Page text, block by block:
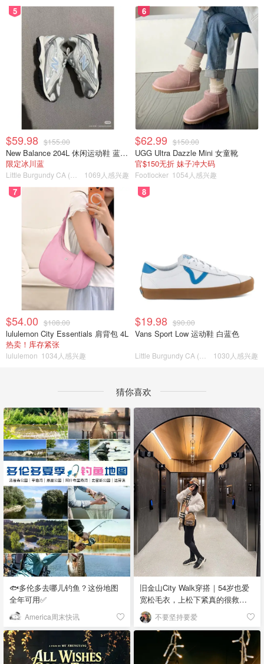
5
$59.98 $155.00
New Balance 204L 休闲运动鞋 蓝银色
限定冰川蓝
1069人感兴趣
6
$62.99 $150.00
UGG Ultra Dazzle Mini 女童靴
官$150无折 妹子冲大码
Footlocker 1054人感兴趣
7
$54.00 $108.00
lululemon City Essentials 肩背包 4L
热卖！库存紧张
lululemon 1034人感兴趣
8
$19.98 $90.00
Vans Sport Low 运动鞋 白蓝色
1030人感兴趣
猜你喜欢
🐟多伦多去哪儿钓鱼？这份地图
全年可用✅
America周末快讯
旧金山City Walk穿搭｜54岁也爱
宽松毛衣，上松下紧真的很救比
例
不要坚持要爱